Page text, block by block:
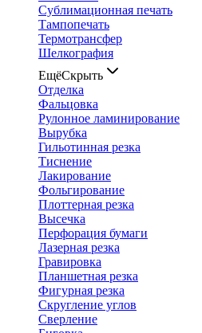
Сублимационная печать
Тампопечать
Термотрансфер
Шелкография
ЕщёСкрыть
Отделка
Фальцовка
Рулонное ламинирование
Вырубка
Гильотинная резка
Тиснение
Лакирование
Фольгирование
Плоттерная резка
Высечка
Перфорация бумаги
Лазерная резка
Гравировка
Планшетная резка
Фигурная резка
Скругление углов
Сверление